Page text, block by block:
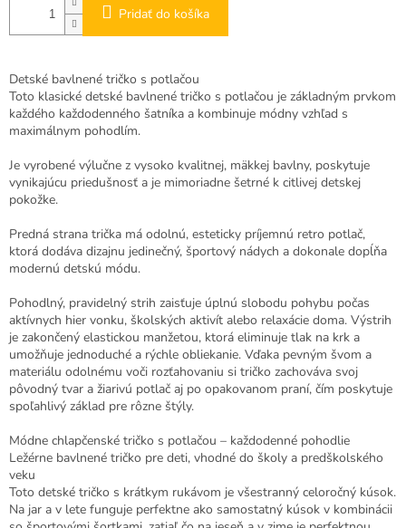
Pridať do košíka
Detské bavlnené tričko s potlačou
Toto klasické detské bavlnené tričko s potlačou je základným prvkom
každého každodenného šatníka a kombinuje módny vzhľad s
maximálnym pohodlím.
Je vyrobené výlučne z vysoko kvalitnej, mäkkej bavlny, poskytuje
vynikajúcu priedušnosť a je mimoriadne šetrné k citlivej detskej
pokožke.
Predná strana trička má odolnú, esteticky príjemnú retro potlač,
ktorá dodáva dizajnu jedinečný, športový nádych a dokonale dopĺňa
modernú detskú módu.
Pohodlný, pravidelný strih zaisťuje úplnú slobodu pohybu počas
aktívnych hier vonku, školských aktivít alebo relaxácie doma. Výstrih
je zakončený elastickou manžetou, ktorá eliminuje tlak na krk a
umožňuje jednoduché a rýchle obliekanie. Vďaka pevným švom a
materiálu odolnému voči rozťahovaniu si tričko zachováva svoj
pôvodný tvar a žiarivú potlač aj po opakovanom praní, čím poskytuje
spoľahlivý základ pre rôzne štýly.
Módne chlapčenské tričko s potlačou – každodenné pohodlie
Ležérne bavlnené tričko pre deti, vhodné do školy a predškolského
veku
Toto detské tričko s krátkym rukávom je všestranný celoročný kúsok.
Na jar a v lete funguje perfektne ako samostatný kúsok v kombinácii